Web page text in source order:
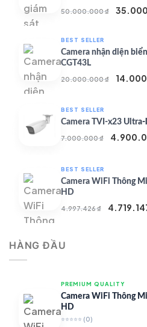
50.000.000₫
Giá
BEST SELLER
Camera nhận diện
CGT43L
20.000.000₫
Giá
BEST SELLER
Camera TVI-x23
7.000.000₫
Giá
BEST SELLER
Camera WiFi Thông
HD
4.997.426₫
Giá
HÀNG ĐẦU
PREMIUM QUALITY
Camera WiFi Thông
HD
⭐⭐⭐⭐⭐ (0)